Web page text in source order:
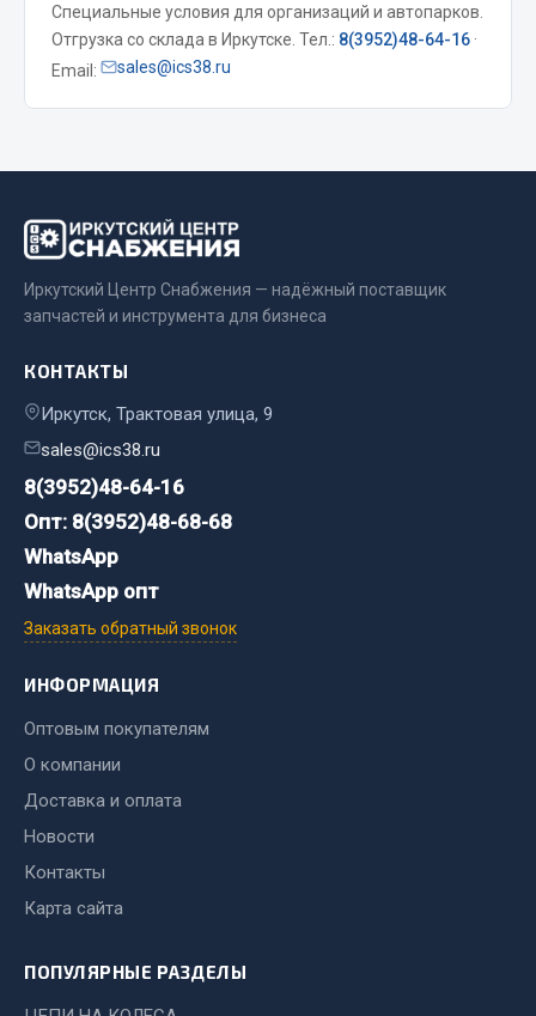
Мост задний
Система питания
Показать ещё
Весь раздел
Запчасти ЯМЗ
Двигатель
Система питания
Система выпуска газа
Система охлаждения
Коробка передач
Рулевое управление
Тормозная система
Двигатель
Подвеска
Система выпуска газа
Система охлаждения
Специальные условия для организаций и автопарков.
Отгрузка со склада в Иркутске. Тел.: 8(3952)48-64-16 ·
Email:
sales@ics38.ru
Иркутский Центр Снабжения — надёжный поставщик
запчастей и инструмента для бизнеса
КОНТАКТЫ
Иркутск, Трактовая улица, 9
sales@ics38.ru
8(3952)48-64-16
Опт: 8(3952)48-68-68
WhatsApp
WhatsApp опт
Заказать обратный звонок
ИНФОРМАЦИЯ
Оптовым покупателям
О компании
Доставка и оплата
Новости
Контакты
Карта сайта
ПОПУЛЯРНЫЕ РАЗДЕЛЫ